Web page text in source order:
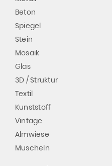
Beton
Spiegel
Stein
Mosaik
Glas
3D / Struktur
Textil
Kunststoff
Vintage
Almwiese
Muscheln